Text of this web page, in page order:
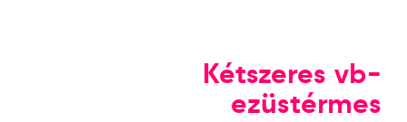
Kétszeres vb-
ezüstérmes